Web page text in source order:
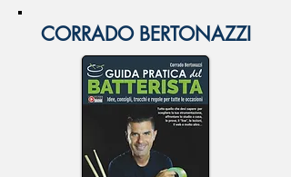
CORRADO BERTONAZZI